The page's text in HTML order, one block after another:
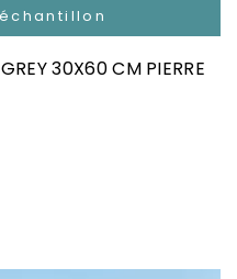
30X60 CM PIERRE